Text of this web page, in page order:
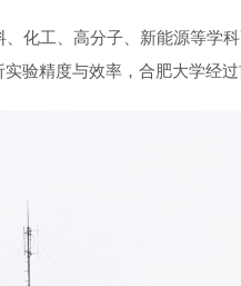
化工、高分子、新能源等学
实验精度与效率，合肥大学经